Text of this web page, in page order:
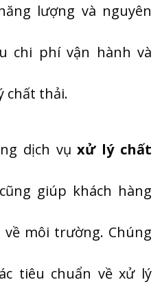
lượng và nguyên
chi phí vận hành và
chất thải.
dịch vụxử lý chất
giúp khách hàng
về môi trường. Chúng
tiêu chuẩn về xử lý